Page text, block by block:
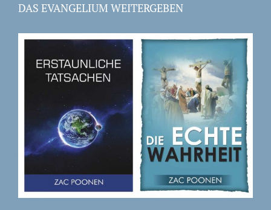
DAS EVANGELIUM WEITERGEBEN